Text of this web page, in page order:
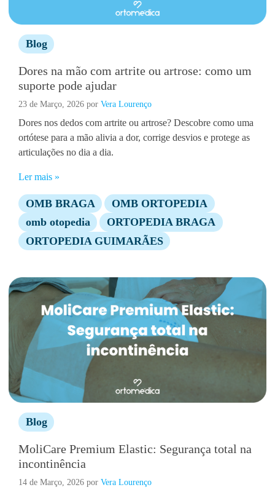
Blog
Dores na mão com artrite ou artrose: como um
suporte pode ajudar
23 de Março, 2026 por Vera Lourenço
Dores nos dedos com artrite ou artrose? Descobre como uma
ortótese para a mão alivia a dor, corrige desvios e protege as
articulações no dia a dia.
Ler mais »
OMB BRAGA
OMB ORTOPEDIA
omb otopedia
ORTOPEDIA BRAGA
ORTOPEDIA GUIMARÃES
Blog
MoliCare Premium Elastic: Segurança total na
incontinência
14 de Março, 2026 por Vera Lourenço